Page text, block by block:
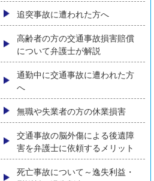
主婦の方の交通事故
子どもが交通事故に遭ったらど
うする？弁護士が解説
ひき逃げに遭われた方へ
高齢者の方の交通事故損害賠償
について弁護士が解説